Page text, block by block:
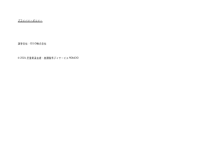
運営会社：O.S.O株式会社
プライバシーポリシー
© 2026 児童発達支援・放課後等デイサービス RONDO